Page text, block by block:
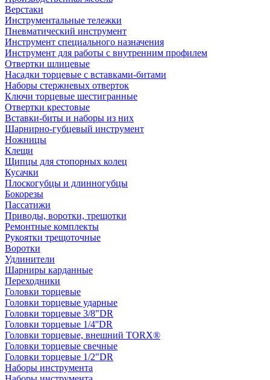
Верстаки
Инструментальные тележки
Пневматический инструмент
Инструмент специального назначения
Инструмент для работы с внутренним профилем
Отвертки шлицевые
Насадки торцевые с вставками-битами
Наборы стержневых отверток
Ключи торцевые шестигранные
Отвертки крестовые
Вставки-биты и наборы из них
Шарнирно-губцевый инструмент
Ножницы
Клещи
Щипцы для стопорных колец
Кусачки
Плоскогубцы и длинногубцы
Бокорезы
Пассатижи
Приводы, воротки, трещотки
Ремонтные комплекты
Рукоятки трещоточные
Воротки
Удлинители
Шарниры карданные
Переходники
Головки торцевые
Головки торцевые ударные
Головки торцевые 3/8"DR
Головки торцевые 1/4''DR
Головки торцевые, внешний TORX®
Головки торцевые свечные
Головки торцевые 1/2"DR
Наборы инструмента